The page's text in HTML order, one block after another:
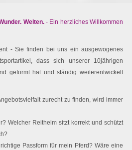
Welten.- Ein herzliches Willkommen
- Sie finden bei uns ein ausgewogenes
dass sich unserer 10jährigen
geformt hat und ständig weiterentwickelt
zurecht zu finden, wird immer
Welcher Reithelm sitzt korrekt und schützt
Passform für mein Pferd? Wäre eine